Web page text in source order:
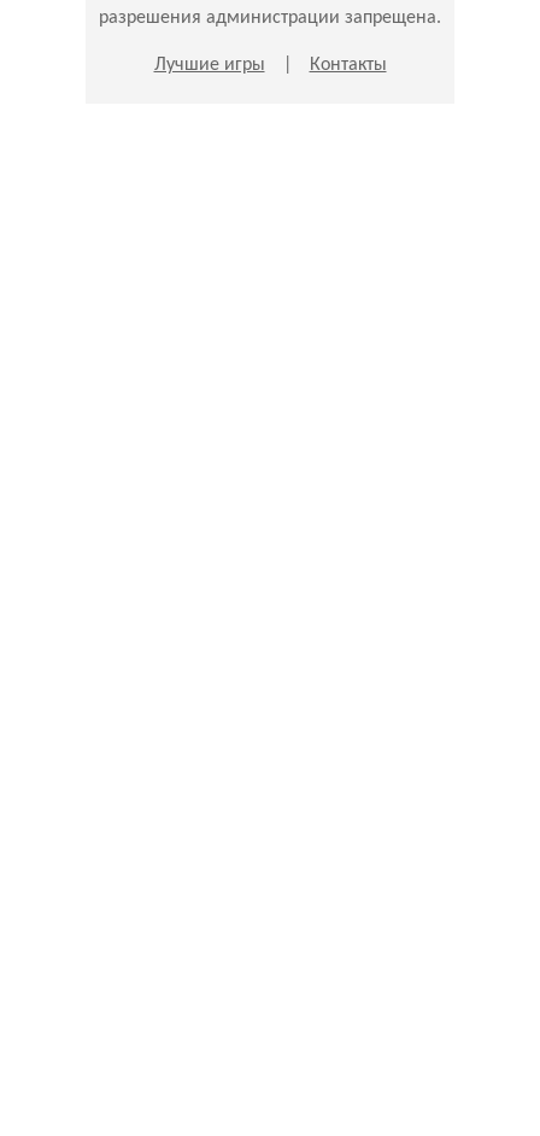
разрешения администрации запрещена.
Лучшие игры Контакты